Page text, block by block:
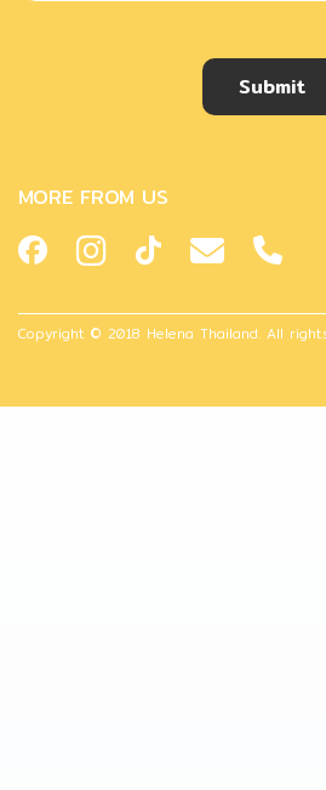
Submit
MORE FROM US
Copyright © 2018 Helena Thailand. All